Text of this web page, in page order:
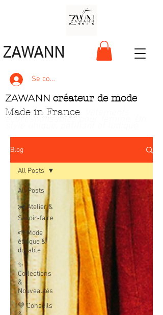
ZAWANN
Se connecter
ZAWANN créateur de mode
Made in France
Blog
All Posts
✂️ Atelier &
Savoir‑faire
🌱 Mode
éthique &
durable
✨
Collections
&
Nouveautés
💛 Conseils
All Posts